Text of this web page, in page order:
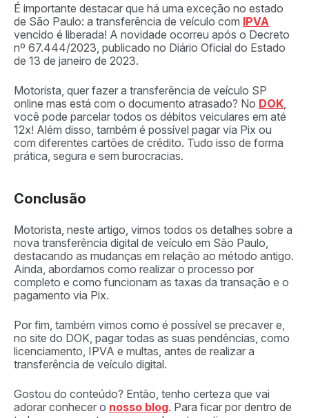
É importante destacar que há uma exceção no estado
de São Paulo: a transferência de veículo com IPVA
vencido é liberada! A novidade ocorreu após o Decreto
nº 67.444/2023, publicado no Diário Oficial do Estado
de 13 de janeiro de 2023.
Motorista, quer fazer a transferência de veículo SP
online mas está com o documento atrasado? No DOK
você pode parcelar todos os débitos veiculares em até
12x! Além disso, também é possível pagar via Pix ou
com diferentes cartões de crédito. Tudo isso de forma
prática, segura e sem burocracias.
Conclusão
Motorista, neste artigo, vimos todos os detalhes sobre a
nova transferência digital de veículo em São Paulo,
destacando as mudanças em relação ao método antigo.
Ainda, abordamos como realizar o processo por
completo e como funcionam as taxas da transação e o
pagamento via Pix.
Por fim, também vimos como é possível se precaver e,
no site do DOK, pagar todas as suas pendências, como
licenciamento, IPVA e multas, antes de realizar a
transferência de veículo digital.
Gostou do conteúdo? Então, tenho certeza que vai
adorar conhecer o nosso blog. Para ficar por dentro de